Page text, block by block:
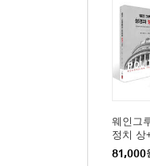
B. 국제연
C. 해외 원
D. 이스라
E. 이민 386
A. 성경적
B. 미국 헌
웨인그
정치 상
81,000